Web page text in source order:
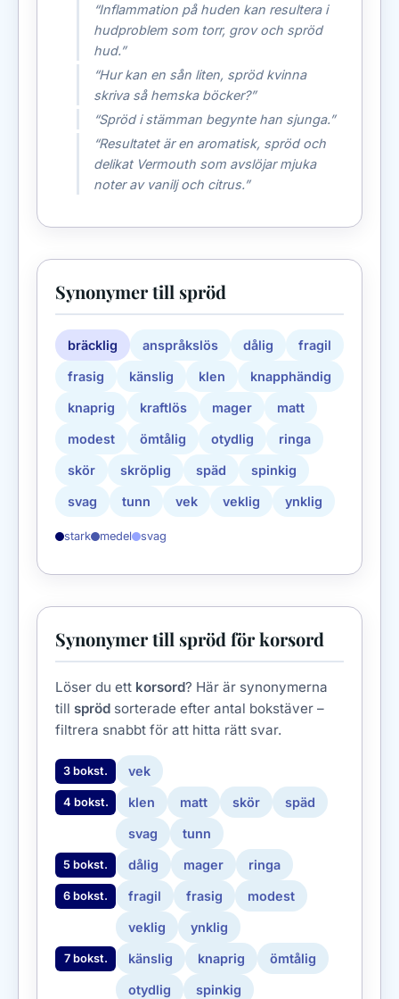
“Inflammation på huden kan resultera i
hudproblem som torr, grov och spröd
hud.”
“Hur kan en sån liten, spröd kvinna
skriva så hemska böcker?”
“Spröd i stämman begynte han sjunga.”
“Resultatet är en aromatisk, spröd och
delikat Vermouth som avslöjar mjuka
noter av vanilj och citrus.”
Synonymer till spröd
bräcklig anspråkslös dålig fragil
frasig känslig klen knapphändig
knaprig kraftlös mager matt
modest ömtålig otydlig ringa
skör skröplig späd spinkig
svag tunn vek veklig ynklig
stark medel svag
Synonymer till spröd för korsord
Löser du ett korsord? Här är synonymerna
till spröd sorterade efter antal bokstäver –
filtrera snabbt för att hitta rätt svar.
3 bokst. vek
4 bokst. klen matt skör späd
svag tunn
5 bokst. dålig mager ringa
6 bokst. fragil frasig modest
veklig ynklig
7 bokst. känslig knaprig ömtålig
otydlig spinkig